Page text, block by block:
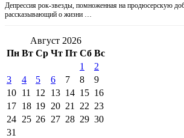
Депрессия рок-звезды, помноженная на продюсерскую
рассказывающий о жизни …
Август 2026
Пн Вт Ср Чт Пт Сб Вс
1
2
3
4 5 6 7 8
9
10 11 12 13 14 15 16
17 18 19 20 21 22 23
24 25 26 27 28 29 30
31